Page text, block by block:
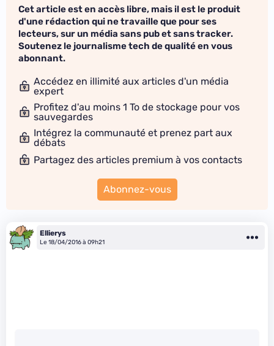
Cet article est en accès libre, mais il est le produit
d'une rédaction qui ne travaille que pour ses
lecteurs, sur un média sans pub et sans tracker.
Soutenez le journalisme tech de qualité en vous
abonnant.
Accédez en illimité aux articles d'un média
expert
Profitez d'au moins 1 To de stockage pour vos
sauvegardes
Intégrez la communauté et prenez part aux
débats
Partagez des articles premium à vos contacts
Abonnez-vous
Ellierys
Le 18/04/2016 à 09h21